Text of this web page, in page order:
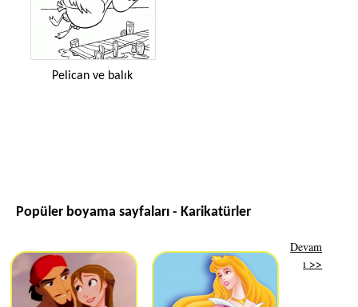
Pelican ve balık
Popüler boyama sayfaları - Karikatürler
Devam
ı >>